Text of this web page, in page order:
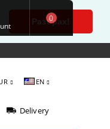
Разбрах!
EN
Delivery
0